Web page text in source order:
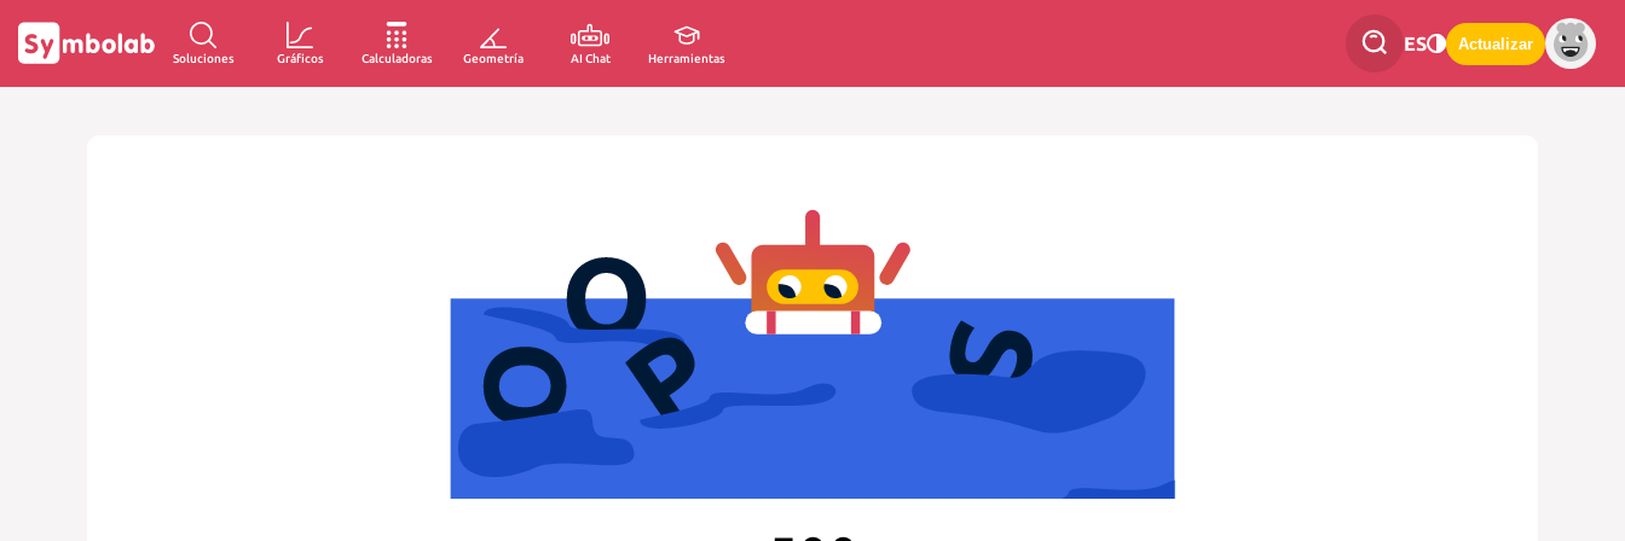
Soluciones Gráficos Calculadoras Geometría AI Chat Herramientas
ES Actualizar